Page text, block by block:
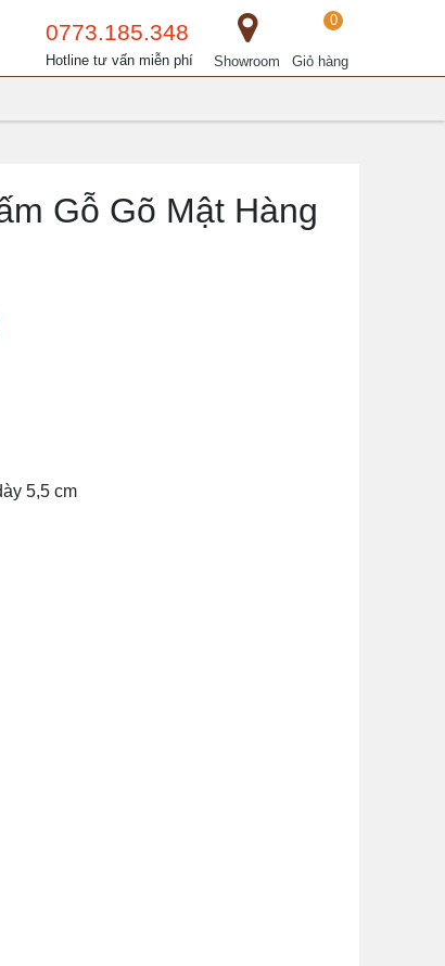
0
Giỏ hàng
Showroom
0773.185.348
Hotline tư vấn miễn phí
Gỗ Gõ Mật Hàng
5,5 cm